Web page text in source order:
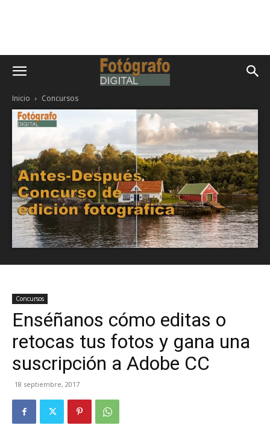
Inicio Concursos
Concursos
Enséñanos cómo editas o
retocas tus fotos y gana una
suscripción a Adobe CC
18 septiembre, 2017